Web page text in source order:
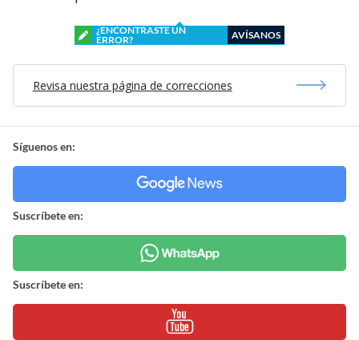
¿ENCONTRASTE UN
ERROR?
AVÍSANOS
Revisa nuestra página de correcciones
Síguenos en:
Suscríbete en:
Suscríbete en: